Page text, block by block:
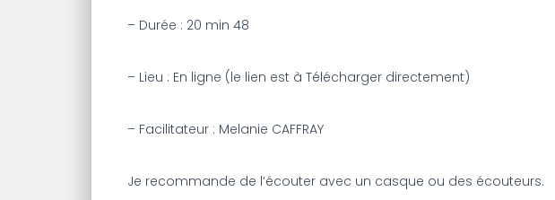
– Durée : 20 min 48
– Lieu : En ligne (le lien est à Télécharger directement)
– Facilitateur : Melanie CAFFRAY
Je recommande de l’écouter avec un casque ou des écouteurs.